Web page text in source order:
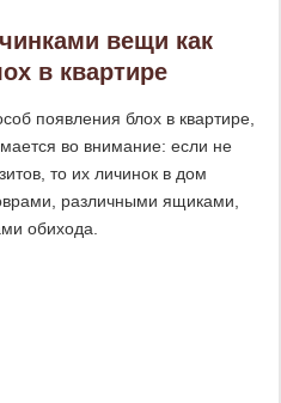
вещи как
в квартире
появления блох в квартире,
во внимание: если не
то их личинок в дом
различными ящиками,
обихода.